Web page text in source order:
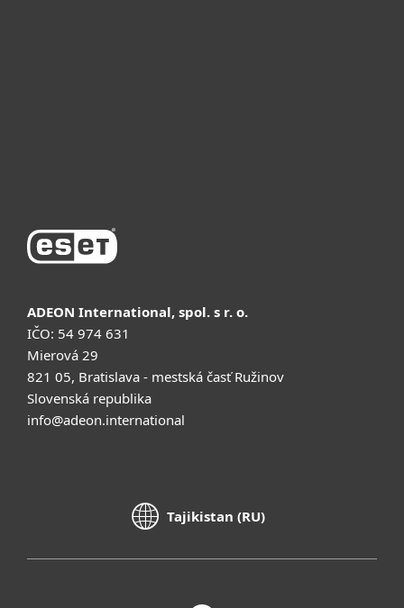
ADEON International, spol. s r. o.
IČO: 54 974 631
Mierová 29
821 05, Bratislava - mestská časť Ružinov
Slovenská republika
info@adeon.international
Tajikistan (RU)